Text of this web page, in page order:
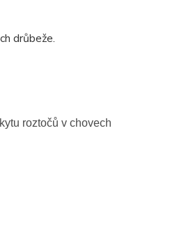
drůbeže.
roztočů v chovech